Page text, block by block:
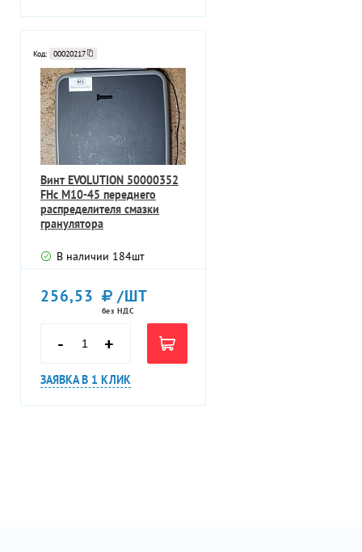
Код: 00020217
Винт EVOLUTION 50000352
FHc M10-45 переднего
распределителя смазки
гранулятора
В наличии 184шт
256,53 /ШТ
без НДС
- +
ЗАЯВКА В 1 КЛИК